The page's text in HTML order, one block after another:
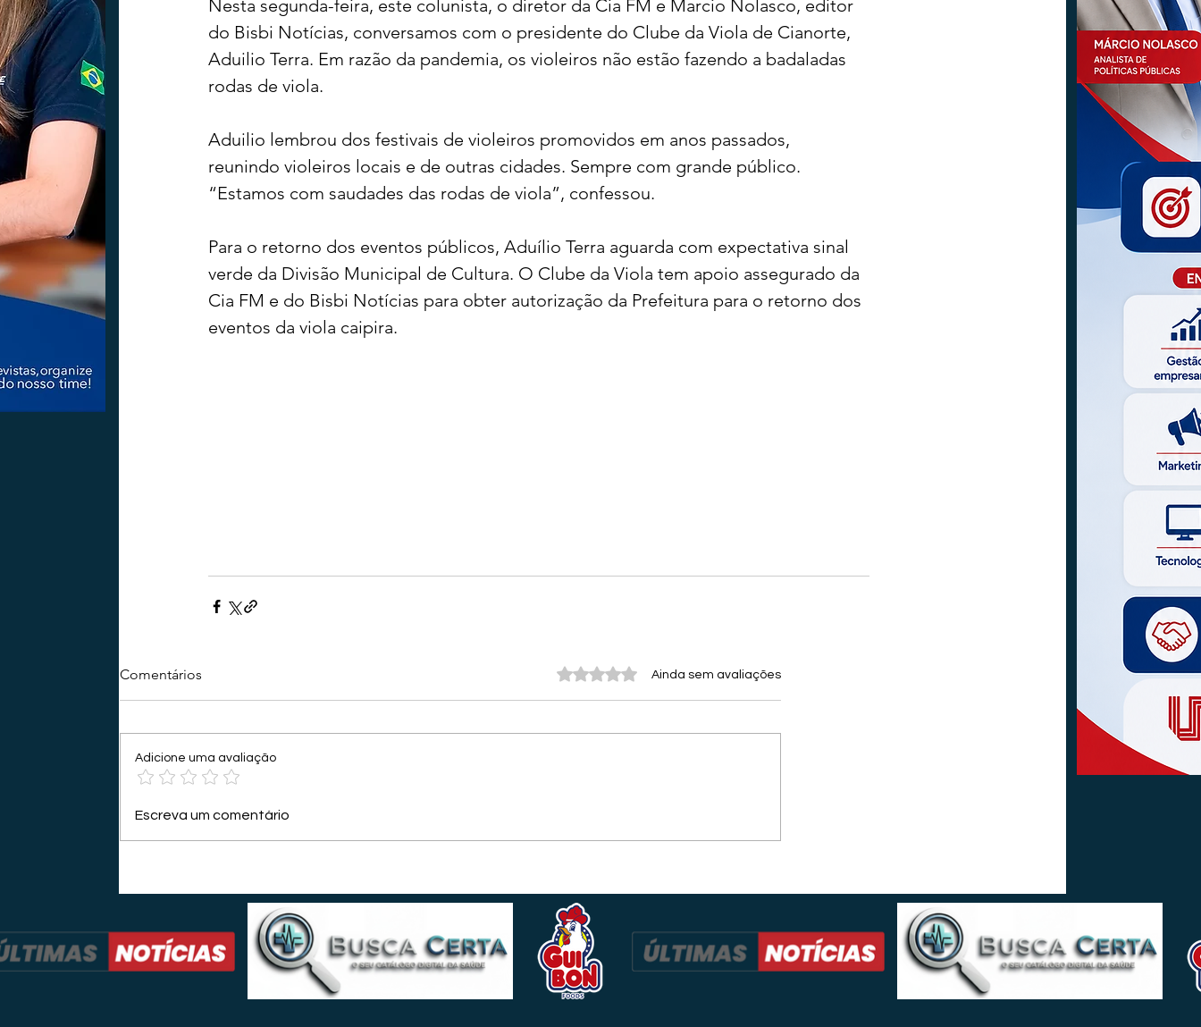
Tecnologia Nacional Internacional Justiça Fama-Celebridades
Coluna Beto Nabhan Vinhos com Bruxo Eventos Climáticos Bisbi Cristão
Arquibancada
Nesta segunda-feira, este colunista, o diretor da Cia FM e Marcio Nolasco, editor
do Bisbi Notícias, conversamos com o presidente do Clube da Viola de Cianorte,
Aduilio Terra. Em razão da pandemia, os violeiros não estão fazendo a badaladas
rodas de viola.
Aduilio lembrou dos festivais de violeiros promovidos em anos passados,
reunindo violeiros locais e de outras cidades. Sempre com grande público.
“Estamos com saudades das rodas de viola”, confessou.
Para o retorno dos eventos públicos, Aduílio Terra aguarda com expectativa sinal
verde da Divisão Municipal de Cultura. O Clube da Viola tem apoio assegurado da
Cia FM e do Bisbi Notícias para obter autorização da Prefeitura para o retorno dos
eventos da viola caipira.
Comentários Avaliado com 0 de 5 estrelas.
Ainda sem avaliações
Adicione uma avaliação
Escreva um comentário